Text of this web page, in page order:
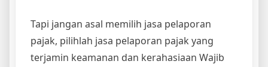
Tapi jangan asal memilih jasa pelaporan
pajak, pilihlah jasa pelaporan pajak yang
terjamin keamanan dan kerahasiaan Wajib